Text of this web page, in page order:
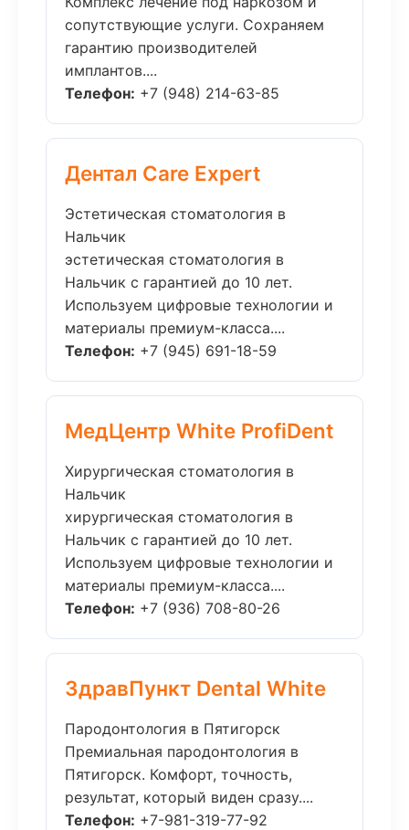
сопутствующие услуги. Сохраняем
гарантию производителей
имплантов....
Телефон: +7 (948) 214-63-85
Дентал Care Expert
Эстетическая стоматология в
Нальчик
эстетическая стоматология в
Нальчик с гарантией до 10 лет.
Используем цифровые технологии и
материалы премиум-класса....
Телефон: +7 (945) 691-18-59
МедЦентр White ProfiDent
Хирургическая стоматология в
Нальчик
хирургическая стоматология в
Нальчик с гарантией до 10 лет.
Используем цифровые технологии и
материалы премиум-класса....
Телефон: +7 (936) 708-80-26
ЗдравПункт Dental White
Пародонтология в Пятигорск
Премиальная пародонтология в
Пятигорск. Комфорт, точность,
результат, который виден сразу....
Телефон: +7-981-319-77-92